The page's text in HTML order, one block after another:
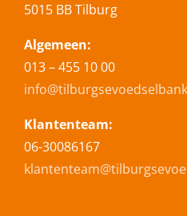
5015 BB Tilburg
Algemeen:
013 – 455 10 00
Klantenteam:
06-30086167